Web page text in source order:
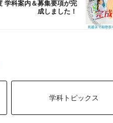
学科案内＆募集要項が完
成しました！
学科トピックス